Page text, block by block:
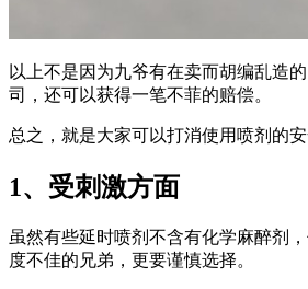
以上不是因为九爷有在卖而胡编乱造
司，还可以获得一笔不菲的赔偿。
总之，就是大家可以打消使用喷剂的
1、受刺激方面
虽然有些延时喷剂不含有化学麻醉剂
度不佳的兄弟，更要谨慎选择。